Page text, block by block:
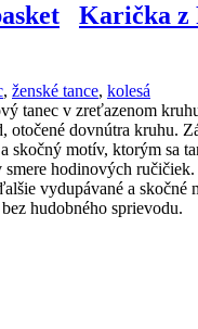
Karička z
, ženské tance, kolesá
tanec v zreťazenom
otočené dovnútra kruhu.
skočný motív, ktorým sa
hodinových
vydupávané a skočné
hudobného sprievodu.